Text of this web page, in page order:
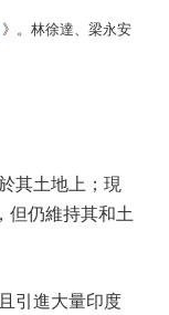
》。林徐達、梁永安
其土地上；現
但仍維持其和土
引進大量印度